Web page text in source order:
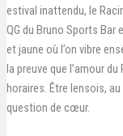
estival inattendu, le
QG du Bruno Sports Bar
et jaune où l’on vibre
la preuve que l’amour
horaires. Être lensois,
question de cœur.